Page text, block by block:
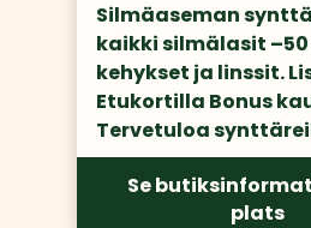
Silmäaseman
kaikki silmälasit –50
kehykset ja linssit.
Etukortilla Bonus
Tervetuloa
Se
plats